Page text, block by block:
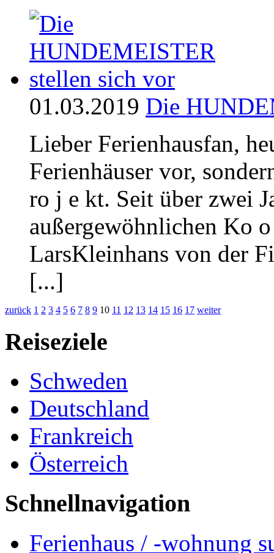
01.03.2019 Die
Lieber Ferienhausfan,
Ferienhäuser vor,
ro j e kt. Seit über zwei
außergewöhnlichen Ko
LarsKleinhans von der
[...]
zurück 1 2 3 4 5 6 7 8 9 10 11 12 13 14 15 16 17 weiter
Reiseziele
Schweden
Deutschland
Frankreich
Österreich
Schnellnavigation
Ferienhaus / -wohnung